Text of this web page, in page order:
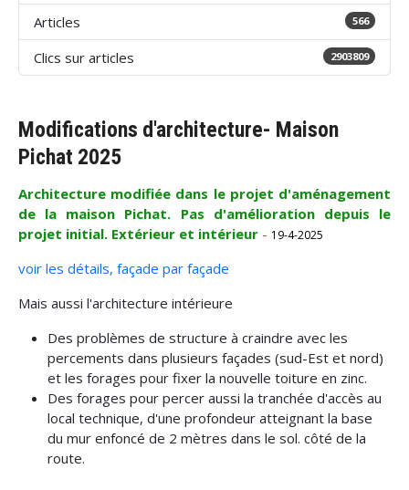
Articles 566
Clics sur articles 2903809
Modifications d'architecture- Maison
Pichat 2025
Architecture modifiée dans le projet d'aménagement
de la maison Pichat. Pas d'amélioration depuis le
projet initial. Extérieur et intérieur - 19-4-2025
voir les détails, façade par façade
Mais aussi l'architecture intérieure
Des problèmes de structure à craindre avec les
percements dans plusieurs façades (sud-Est et nord)
et les forages pour fixer la nouvelle toiture en zinc.
Des forages pour percer aussi la tranchée d'accès au
local technique, d'une profondeur atteignant la base
du mur enfoncé de 2 mètres dans le sol. côté de la
route.